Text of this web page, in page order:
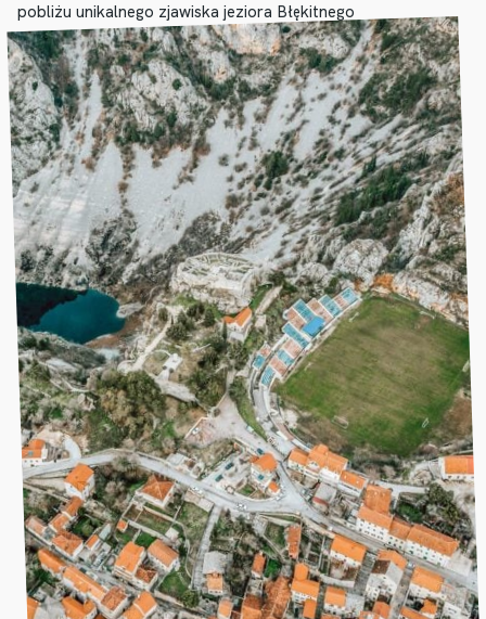
pobliżu unikalnego zjawiska jeziora Błękitnego